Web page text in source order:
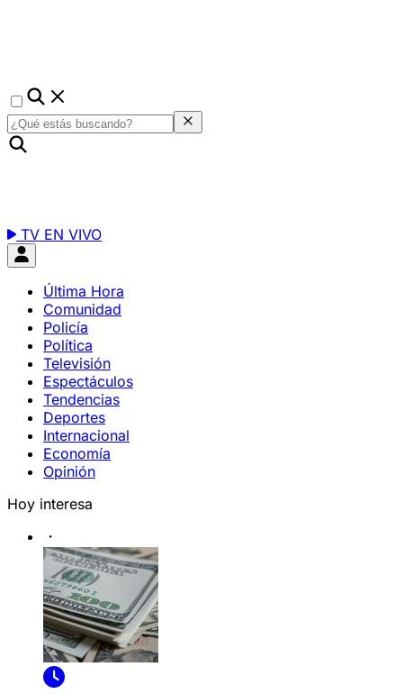
TV EN VIVO
Última Hora
Comunidad
Policía
Política
Televisión
Espectáculos
Tendencias
Deportes
Internacional
Economía
Opinión
Hoy interesa